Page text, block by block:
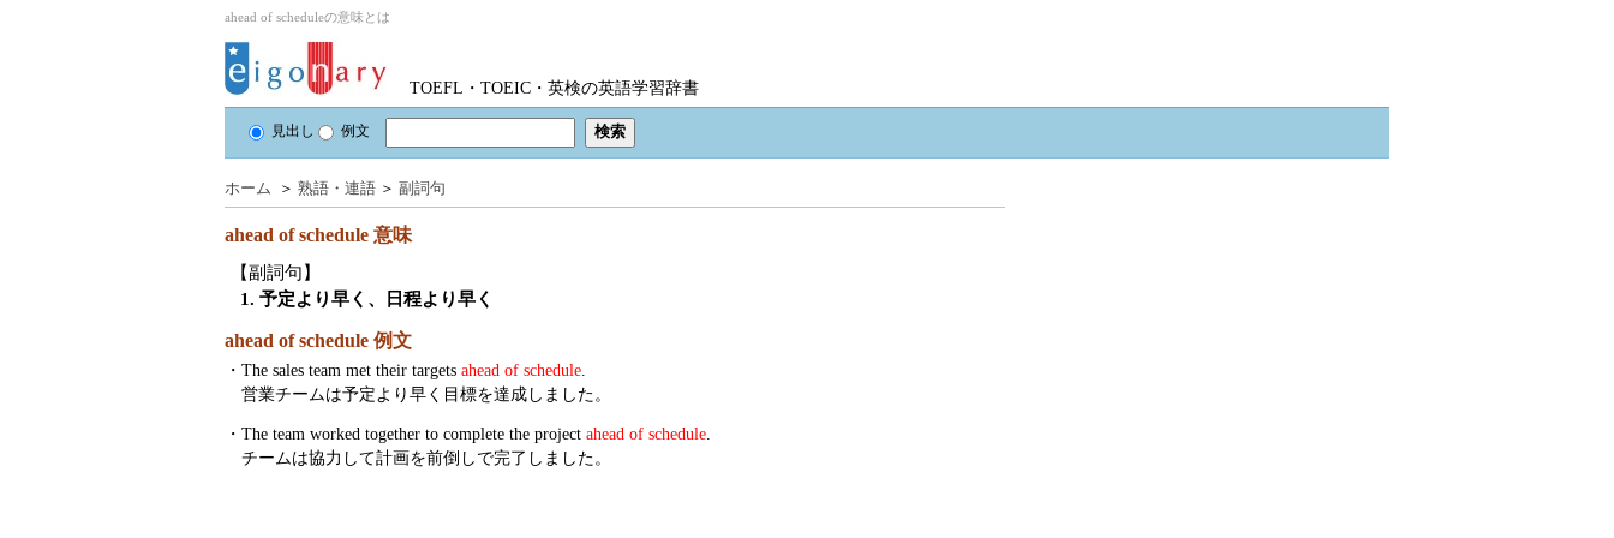
ahead of scheduleの意味とは
TOEFL・TOEIC・英検の英語学習辞書
見出し 例文
ホーム ＞ 熟語・連語 ＞ 副詞句
ahead of schedule 意味
【副詞句】
1. 予定より早く、日程より早く
ahead of schedule 例文
・ The sales team met their targets ahead of schedule.
営業チームは予定より早く目標を達成しました。
・ The team worked together to complete the project ahead of schedule.
チームは協力して計画を前倒しで完了しました。